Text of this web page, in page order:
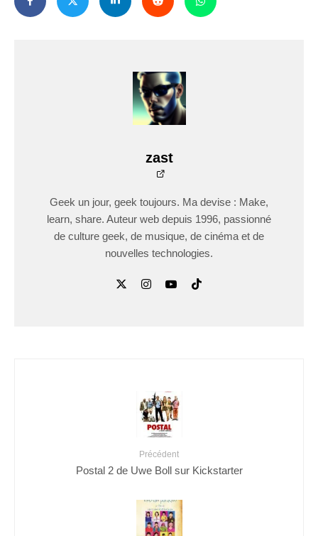
zast
Geek un jour, geek toujours. Ma devise : Make,
learn, share. Auteur web depuis 1996, passionné
de culture geek, de musique, de cinéma et de
nouvelles technologies.
Précédent
Postal 2 de Uwe Boll sur Kickstarter